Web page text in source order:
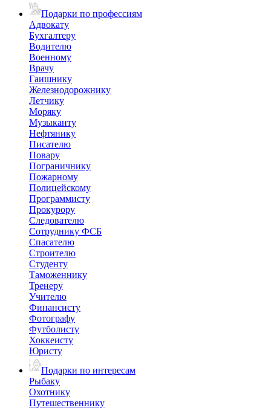
Подарки по профессиям
Адвокату
Бухгалтеру
Водителю
Военному
Врачу
Гаишнику
Железнодорожнику
Летчику
Моряку
Музыканту
Нефтянику
Писателю
Повару
Пограничнику
Пожарному
Полицейскому
Программисту
Прокурору
Следователю
Сотруднику ФСБ
Спасателю
Строителю
Студенту
Таможеннику
Тренеру
Учителю
Финансисту
Фотографу
Футболисту
Хоккеисту
Юристу
Подарки по интересам
Рыбаку
Охотнику
Путешественнику